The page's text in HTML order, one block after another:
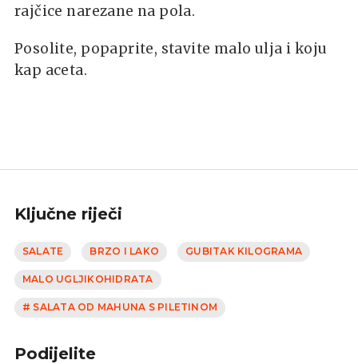
rajčice narezane na pola.
Posolite, popaprite, stavite malo ulja i koju
kap aceta.
Ključne riječi
SALATE BRZO I LAKO GUBITAK KILOGRAMA
MALO UGLJIKOHIDRATA
# SALATA OD MAHUNA S PILETINOM
Podijelite